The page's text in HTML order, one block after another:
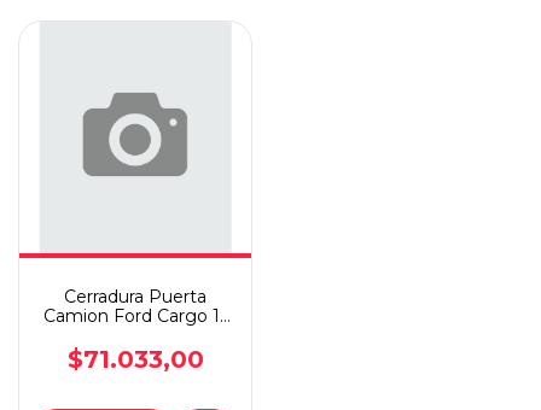
Cerradura Puerta
Camion Ford Cargo 11
$71.033,00